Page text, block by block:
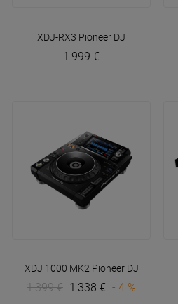
XDJ-RX3 Pioneer DJ
1 999 €
XDJ 1000 MK2 Pioneer DJ
1 399 € 1 338 € - 4 %